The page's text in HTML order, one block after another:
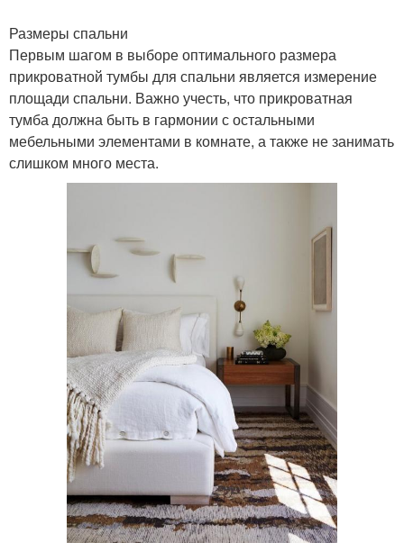
Размеры спальни
Первым шагом в выборе оптимального размера
прикроватной тумбы для спальни является измерение
площади спальни. Важно учесть, что прикроватная
тумба должна быть в гармонии с остальными
мебельными элементами в комнате, а также не занимать
слишком много места.